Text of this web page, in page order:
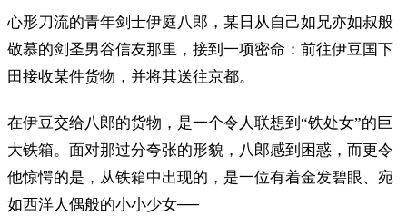
心形刀流的青年剑士伊庭八郎，某日从自己如兄亦如叔般
敬慕的剑圣男谷信友那里，接到一项密命：前往伊豆国下
田接收某件货物，并将其送往京都。
在伊豆交给八郎的货物，是一个令人联想到“铁处女”的巨
大铁箱。面对那过分夸张的形貌，八郎感到困惑，而更令
他惊愕的是，从铁箱中出现的，是一位有着金发碧眼、宛
如西洋人偶般的小小少女──